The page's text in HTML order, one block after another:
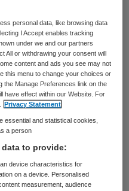
vervroegd pensioen
per 1 april 2018 zijn
van de raad van
oktober 2014.
voorzitter van
Zorggroep, dat in
Diaconessenhuis
De raad van
“zeer
personal data, like browsing data
I Accept enables tracking
under we and our partners
All or withdrawing your consent will
content and ads you see may not
this menu to change your choices or
the Manage Preferences link on the
have effect within our Website. For
Privacy Statement
essential and statistical cookies,
a person
to provide:
device characteristics for
on a device. Personalised
measurement, audience